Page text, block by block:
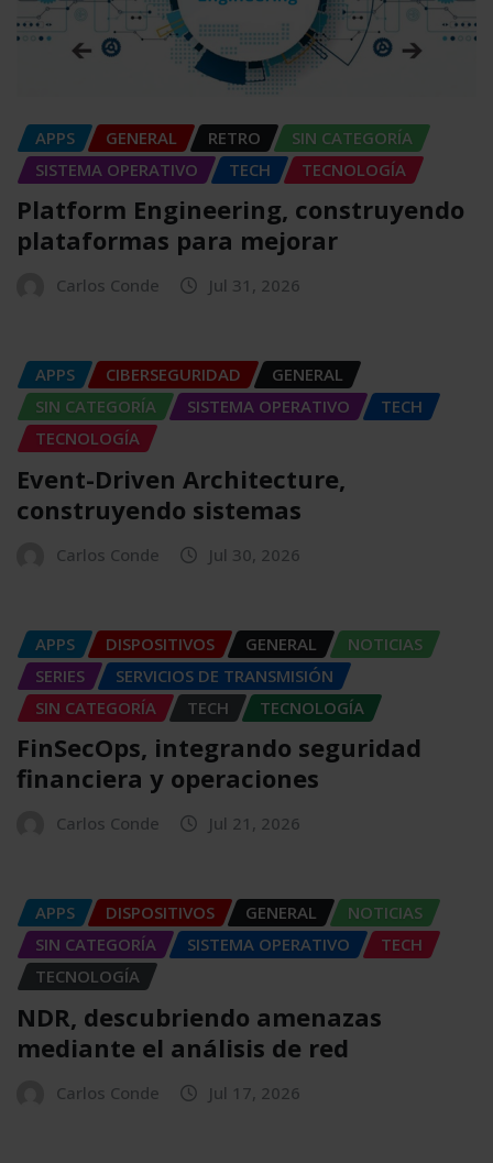
APPS GENERAL RETRO
SIN CATEGORÍA
SISTEMA OPERATIVO
TECH TECNOLOGÍA
Platform Engineering, construyendo
plataformas para mejorar
Carlos Conde Jul 31, 2026
APPS CIBERSEGURIDAD
GENERAL
SIN CATEGORÍA
SISTEMA OPERATIVO
TECH
TECNOLOGÍA
Event-Driven Architecture,
construyendo sistemas
Carlos Conde Jul 30, 2026
APPS DISPOSITIVOS GENERAL
NOTICIAS
SERIES
SERVICIOS DE TRANSMISIÓN
SIN CATEGORÍA
TECH TECNOLOGÍA
FinSecOps, integrando seguridad
financiera y operaciones
Carlos Conde Jul 21, 2026
APPS DISPOSITIVOS GENERAL
NOTICIAS
SIN CATEGORÍA
SISTEMA OPERATIVO
TECH
TECNOLOGÍA
NDR, descubriendo amenazas
mediante el análisis de red
Carlos Conde Jul 17, 2026